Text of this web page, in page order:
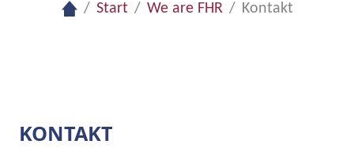
Start We are FHR Kontakt
KONTAKT